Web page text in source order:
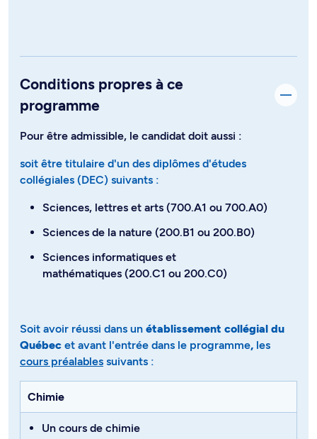
Conditions propres à ce
programme
Pour être admissible, le candidat doit aussi :
soit être titulaire d'un des diplômes d'études
collégiales (DEC) suivants :
Sciences, lettres et arts (700.A1 ou 700.A0)
Sciences de la nature (200.B1 ou 200.B0)
Sciences informatiques et
mathématiques (200.C1 ou 200.C0)
Soit avoir réussi dans un établissement collégial du
Québec et avant l'entrée dans le programme, les
cours préalables suivants​​​​​​ :
Chimie
Un cours de chimie